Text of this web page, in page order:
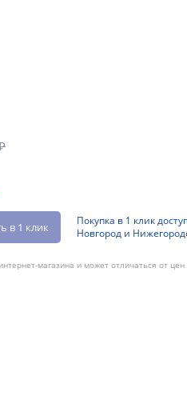
в 1 клик
Покупка в 1 клик
Новгород и
магазина и может отличаться от